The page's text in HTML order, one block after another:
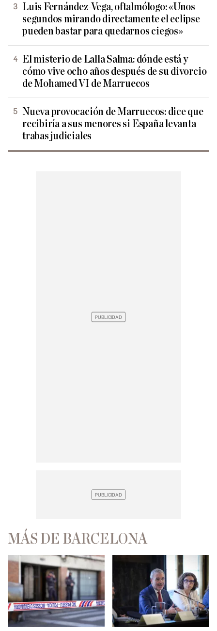
Luis Fernández-Vega, oftalmólogo: «Unos
segundos mirando directamente el eclipse
pueden bastar para quedarnos ciegos»
El misterio de Lalla Salma: dónde está y
cómo vive ocho años después de su divorcio
de Mohamed VI de Marruecos
Nueva provocación de Marruecos: dice que
recibiría a sus menores si España levanta
trabas judiciales
MÁS DE BARCELONA